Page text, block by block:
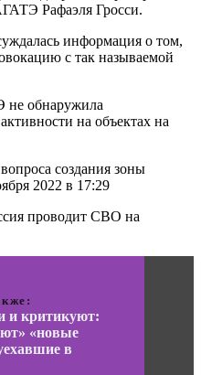
Рафаэля Гросси.
информация о том,
с так называемой
создания зоны
2022 в 17:29
проводит СВО на
и критикуют:
«новые
в